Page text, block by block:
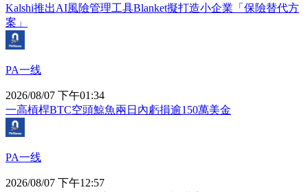
Kalshi推出AI風險管理工具Blanket擬打造小企業「保險替代方
案」
PA一线
2026/08/07 下午01:34
一高槓桿BTC空頭鯨魚兩日內虧損逾150萬美金
PA一线
2026/08/07 下午12:57